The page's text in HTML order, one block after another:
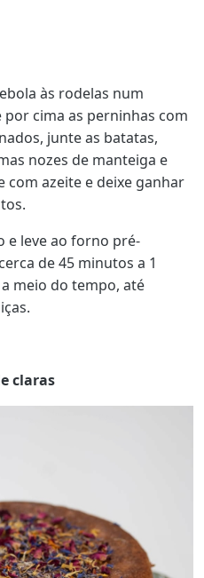
às rodelas num
cima as perninhas com
junte as batatas,
nozes de manteiga e
com azeite e deixe ganhar
e leve ao forno pré-
de 45 minutos a 1
meio do tempo, até
claras